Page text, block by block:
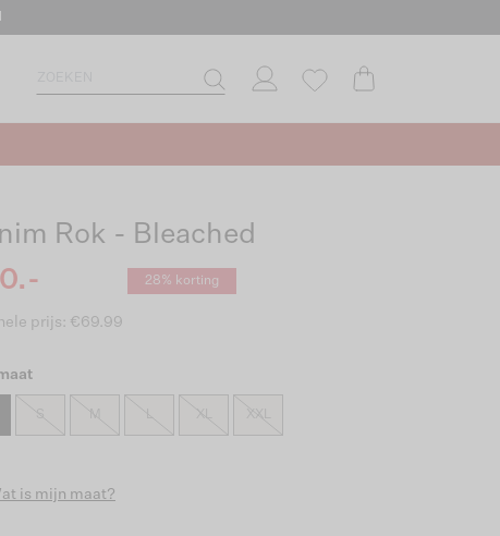
Rok - Bleached
28% korting
prijs: €69.99
M XL XXL
is mijn maat?